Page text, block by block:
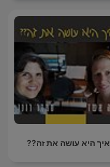
איך היא עושה את זה??